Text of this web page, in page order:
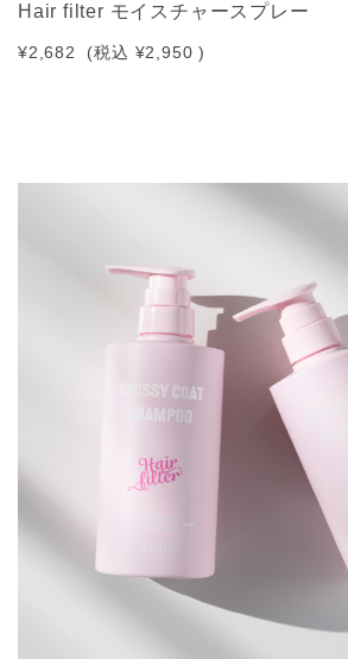
Hair filter モイスチャースプレー
¥2,682 (税込 ¥2,950 )